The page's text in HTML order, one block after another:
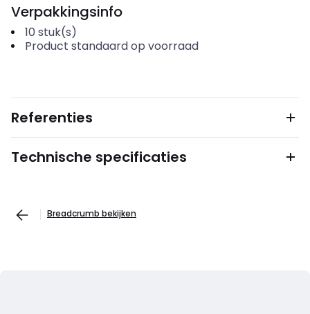
Verpakkingsinfo
10 stuk(s)
Product standaard op voorraad
Referenties
Technische specificaties
Breadcrumb bekijken